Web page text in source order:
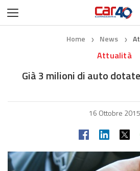
Home ❯ News ❯
Attualità
Già 3 milioni di auto
16 Ottobre 2015